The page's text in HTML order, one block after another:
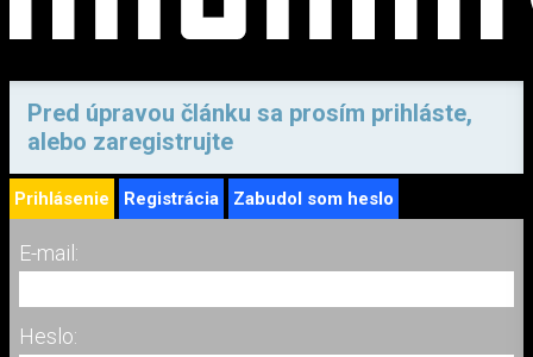
Pred úpravou článku sa prosím prihláste,
alebo zaregistrujte
Prihlásenie Registrácia Zabudol som heslo
E-mail:
Heslo: